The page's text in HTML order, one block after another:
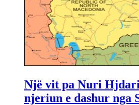
Një vit pa Nuri
njeriun e dashur nga